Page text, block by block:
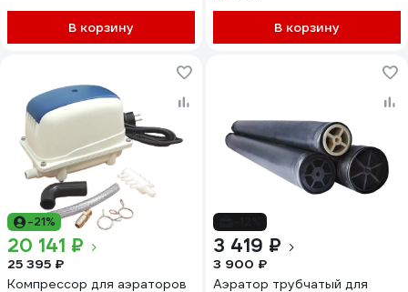
В корзину В корзину
-21%
20 141 ₽
25 395 ₽
Компрессор для аэраторов
3 419 ₽
3 900 ₽
Аэратор трубчатый для